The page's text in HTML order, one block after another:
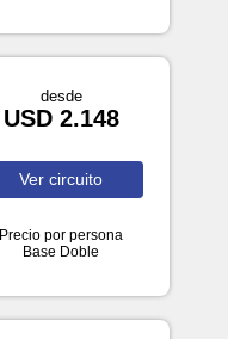
desde
USD 2.148
Vercircuito
Precio por persona
Base Doble